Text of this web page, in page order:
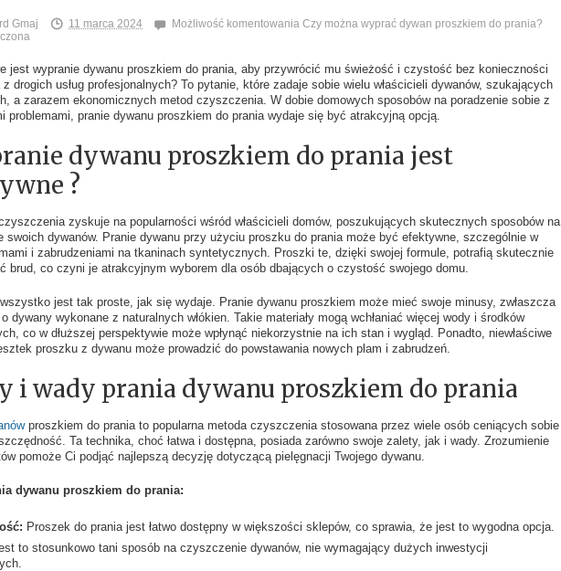
Gmaj 11 marca 2024 Możliwość komentowania Czy można wyprać dywan proszkiem do prania?
jest wypranie dywanu proszkiem do prania, aby przywrócić mu świeżość i czystość bez konieczności
z drogich usług profesjonalnych? To pytanie, które zadaje sobie wielu właścicieli dywanów, szukających
a zarazem ekonomicznych metod czyszczenia. W dobie domowych sposobów na poradzenie sobie z
problemami, pranie dywanu proszkiem do prania wydaje się być atrakcyjną opcją.
dywanu proszkiem do prania jest
?
zyskuje na popularności wśród właścicieli domów, poszukujących skutecznych sposobów na
swoich dywanów. Pranie dywanu przy użyciu proszku do prania może być efektywne, szczególnie w
i zabrudzeniami na tkaninach syntetycznych. Proszki te, dzięki swojej formule, potrafią skutecznie
brud, co czyni je atrakcyjnym wyborem dla osób dbających o czystość swojego domu.
jest tak proste, jak się wydaje. Pranie dywanu proszkiem może mieć swoje minusy, zwłaszcza
dywany wykonane z naturalnych włókien. Takie materiały mogą wchłaniać więcej wody i środków
co w dłuższej perspektywie może wpłynąć niekorzystnie na ich stan i wygląd. Ponadto, niewłaściwe
proszku z dywanu może prowadzić do powstawania nowych plam i zabrudzeń.
i wady prania dywanu proszkiem do prania
proszkiem do prania to popularna metoda czyszczenia stosowana przez wiele osób ceniących sobie
Ta technika, choć łatwa i dostępna, posiada zarówno swoje zalety, jak i wady. Zrozumienie
pomoże Ci podjąć najlepszą decyzję dotyczącą pielęgnacji Twojego dywanu.
dywanu proszkiem do prania:
Proszek do prania jest łatwo dostępny w większości sklepów, co sprawia, że jest to wygodna opcja.
to stosunkowo tani sposób na czyszczenie dywanów, nie wymagający dużych inwestycji